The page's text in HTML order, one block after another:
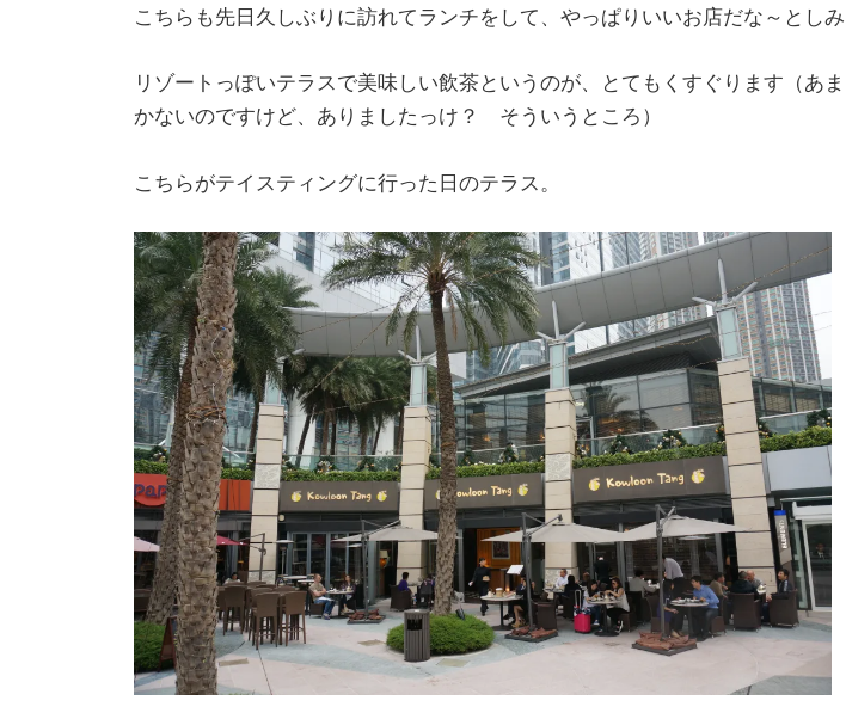
こちらも先日久しぶりに訪れてランチをして、やっぱりいいお店だな～としみ
リゾートっぽいテラスで美味しい飲茶というのが、とてもくすぐります（あ
かないのですけど、ありましたっけ？ そういうところ）
こちらがテイスティングに行った日のテラス。